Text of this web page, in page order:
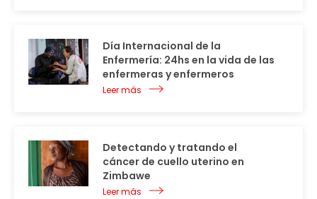
Día Internacional de la
Enfermería: 24hs en la vida de las
enfermeras y enfermeros
Leer más
Detectando y tratando el
cáncer de cuello uterino en
Zimbawe
Leer más